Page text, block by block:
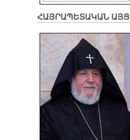
ՀԱՅՐԱՊԵՏԱԿԱՆ ԱՅՑ